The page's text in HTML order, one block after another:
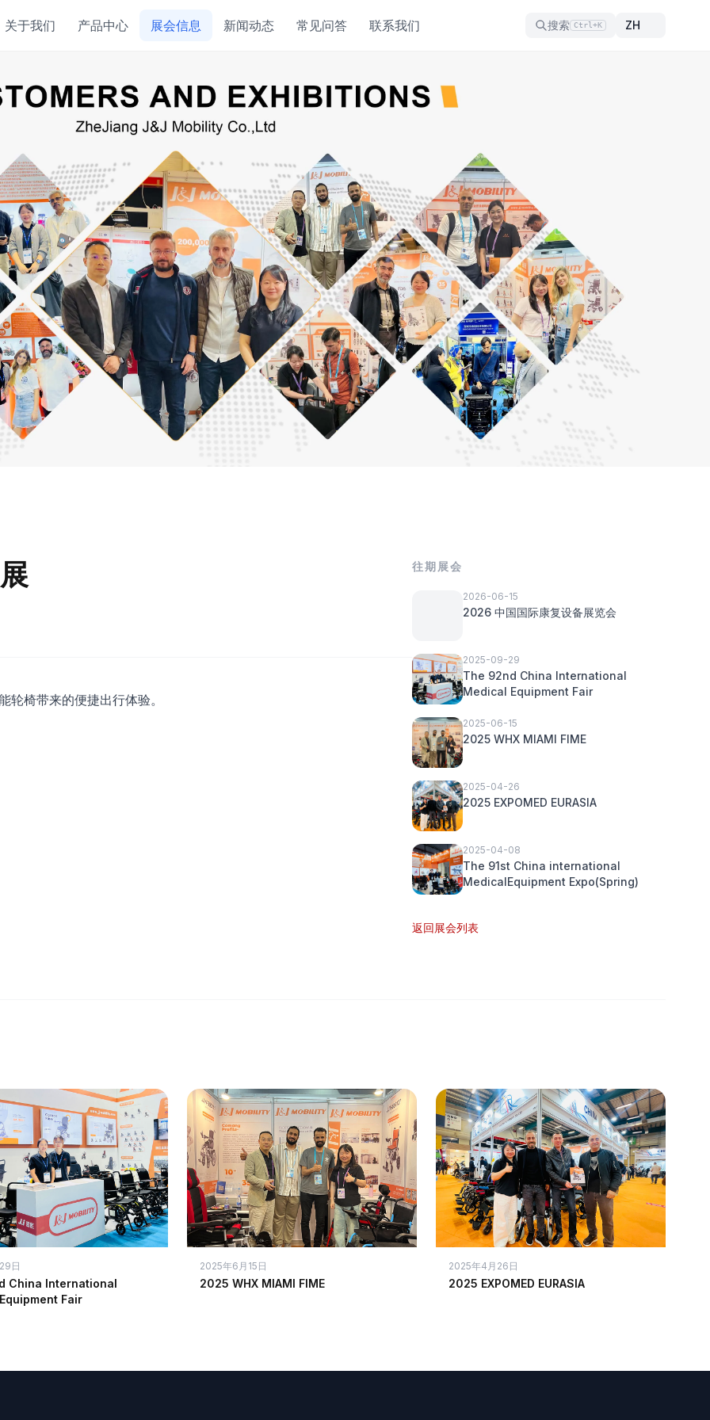
关于我们 产品中心 展会信息 新闻动态 常见问答 联系我们 搜索 Ctrl+K
椅带来的便捷出行体验。
往期展会
2026-06-15
2026 中国国际康复设备展览会
2025-09-29
The 92nd China International
Medical Equipment Fair
2025-06-15
2025 WHX MIAMI FIME
2025-04-26
2025 EXPOMED EURASIA
2025-04-08
The 91st China international
MedicalEquipment Expo(Spring)
返回展会列表
日
China International
Fair
2025年6月15日
2025 WHX MIAMI FIME
2025年4月26日
2025 EXPOMED EURASIA